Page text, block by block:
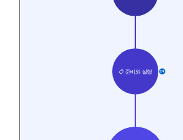
📋 준비와 실행 29